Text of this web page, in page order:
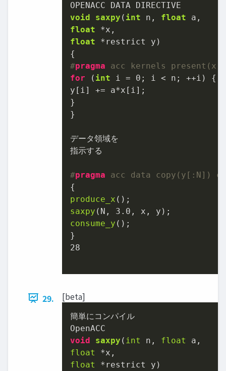
void
saxpy ( int n, float
float
float *restrict y)
#pragma acc kernels present(x,
for ( int i = 0 ; i < n; ++i) {
y[i] += a*x[i];
}
}
データ領域を
指示する
#pragma acc data copy(y[:N])
produce_x
saxpy (N, 3.0
consume_y ();
28
29. [beta]
void
saxpy ( int n, float
float
float
*restrict y )